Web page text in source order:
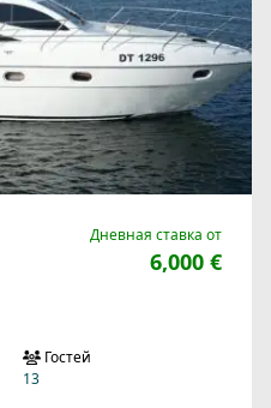
Дневная ставка от
6,000 €
Гостей
13